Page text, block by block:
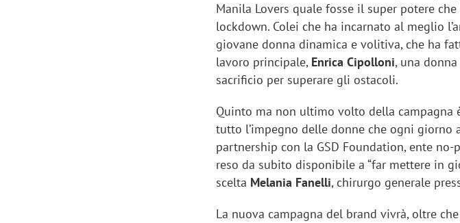
Manila Lovers quale fosse il super potere
lockdown. Colei che ha incarnato al meglio
giovane donna dinamica e volitiva, che ha
lavoro principale, Enrica Cipolloni, una
sacrificio per superare gli ostacoli.
Quinto ma non ultimo volto della campagna
tutto l’impegno delle donne che ogni giorno
partnership con la GSD Foundation, ente
reso da subito disponibile a “far mettere in
scelta Melania Fanelli, chirurgo generale
La nuova campagna del brand vivrà, oltre